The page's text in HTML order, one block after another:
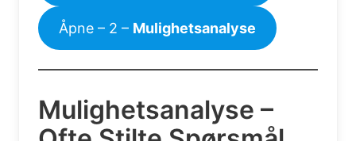
Åpne – 2 – Mulighetsanalyse
Mulighetsanalyse –